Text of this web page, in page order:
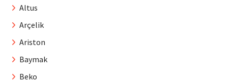
Altus
Arçelik
Ariston
Baymak
Beko